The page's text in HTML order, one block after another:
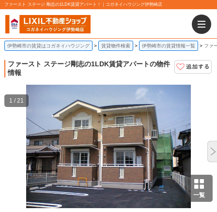
ファースト ステージ 剛志の1LDK賃貸アパート！｜コガネイハウジング伊勢崎店
伊勢崎市の賃貸はコガネイハウジング 賃貸物件検索 伊勢崎市の賃貸情報一覧 ファ
ファースト ステージ剛志の1LDK賃貸アパートの物件
情報
一覧
1 / 21